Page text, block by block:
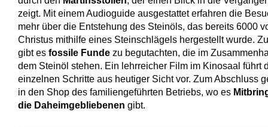
zeigt. Mit einem Audioguide ausgestattet erfahren die
mehr über die Entstehung des Steinöls, das bereits 6000
Christus mithilfe eines Steinschlägels hergestellt wurde.
gibt es fossile Funde zu begutachten, die im
dem Steinöl stehen. Ein lehrreicher Film im Kinosaal führt
einzelnen Schritte aus heutiger Sicht vor. Zum Abschluss
in den Shop des familiengeführten Betriebs, wo es
die Daheimgebliebenen gibt.